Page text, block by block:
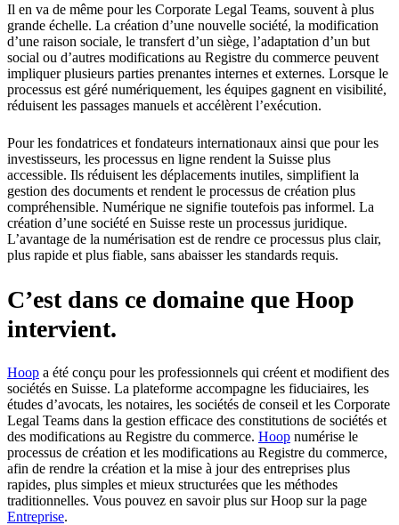
Il en va de même pour les Corporate Legal Teams, souvent à plus
grande échelle. La création d’une nouvelle société, la modification
d’une raison sociale, le transfert d’un siège, l’adaptation d’un but
social ou d’autres modifications au Registre du commerce peuvent
impliquer plusieurs parties prenantes internes et externes. Lorsque le
processus est géré numériquement, les équipes gagnent en visibilité,
réduisent les passages manuels et accélèrent l’exécution.
Pour les fondatrices et fondateurs internationaux ainsi que pour les
investisseurs, les processus en ligne rendent la Suisse plus
accessible. Ils réduisent les déplacements inutiles, simplifient la
gestion des documents et rendent le processus de création plus
compréhensible. Numérique ne signifie toutefois pas informel. La
création d’une société en Suisse reste un processus juridique.
L’avantage de la numérisation est de rendre ce processus plus clair,
plus rapide et plus fiable, sans abaisser les standards requis.
C’est dans ce domaine que Hoop
intervient.
Hoop a été conçu pour les professionnels qui créent et modifient des
sociétés en Suisse. La plateforme accompagne les fiduciaires, les
études d’avocats, les notaires, les sociétés de conseil et les Corporate
Legal Teams dans la gestion efficace des constitutions de sociétés et
des modifications au Registre du commerce. Hoop numérise le
processus de création et les modifications au Registre du commerce,
afin de rendre la création et la mise à jour des entreprises plus
rapides, plus simples et mieux structurées que les méthodes
traditionnelles. Vous pouvez en savoir plus sur Hoop sur la page
Entreprise.